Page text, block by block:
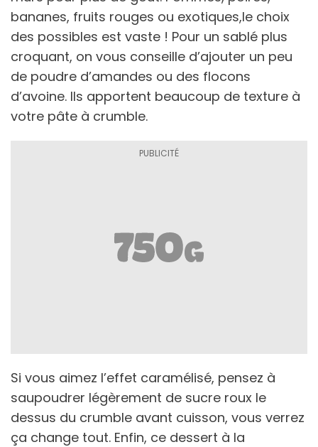
bananes, fruits rouges ou exotiques,le choix
des possibles est vaste ! Pour un sablé plus
croquant, on vous conseille d’ajouter un peu
de poudre d’amandes ou des flocons
d’avoine. Ils apportent beaucoup de texture à
votre pâte à crumble.
Si vous aimez l’effet caramélisé, pensez à
saupoudrer légèrement de sucre roux le
dessus du crumble avant cuisson, vous verrez
ça change tout. Enfin, ce dessert à la